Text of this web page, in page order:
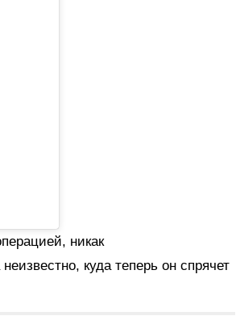
никак
куда теперь он спрячет